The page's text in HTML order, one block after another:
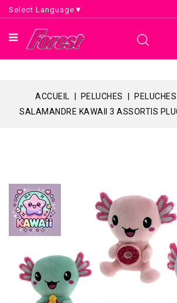
Select Language ▼
ACCUEIL PELUCHES PELUCHES
SALAMANDRE KAWAII 3 ASSORTIS